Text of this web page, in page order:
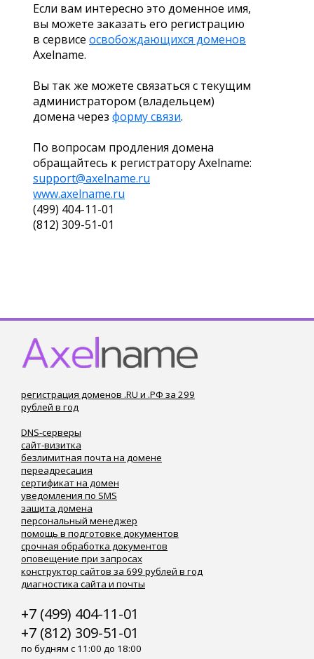
Если вам интересно это доменное имя,
вы можете заказать его регистрацию
в сервисе освобождающихся доменов
Axelname.
Вы так же можете связаться с текущим
администратором (владельцем)
домена через форму связи.
По вопросам продления домена
обращайтесь к регистратору Axelname:
support@axelname.ru
www.axelname.ru
(499) 404-11-01
(812) 309-51-01
регистрация доменов .RU и .РФ за 299
рублей в год
DNS-серверы
сайт-визитка
безлимитная почта на домене
переадресация
сертификат на домен
уведомления по SMS
защита домена
персональный менеджер
помощь в подготовке документов
срочная обработка документов
оповещение при запросах
конструктор сайтов за 699 рублей в год
диагностика сайта и почты
+7 (499) 404-11-01
+7 (812) 309-51-01
по будням с 11:00 до 18:00